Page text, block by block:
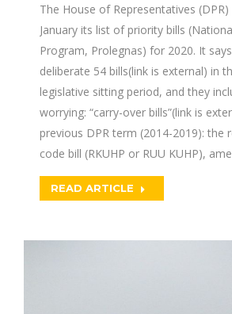
The House of Representatives (DPR)
January its list of priority bills
Program, Prolegnas) for 2020. It
deliberate 54 bills(link is external) in
legislative sitting period, and they
worrying: “carry-over bills”(link is
previous DPR term (2014-2019): the
code bill (RKUHP or RUU KUHP),
READ ARTICLE